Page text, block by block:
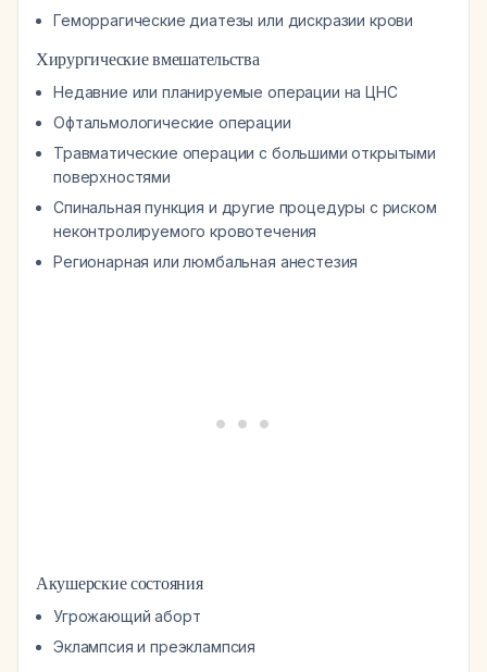
Геморрагические диатезы или дискразии крови
Хирургические вмешательства
Недавние или планируемые операции на ЦНС
Офтальмологические операции
Травматические операции с большими открытыми
поверхностями
Спинальная пункция и другие процедуры с риском
неконтролируемого кровотечения
Регионарная или люмбальная анестезия
Акушерские состояния
Угрожающий аборт
Эклампсия и преэклампсия